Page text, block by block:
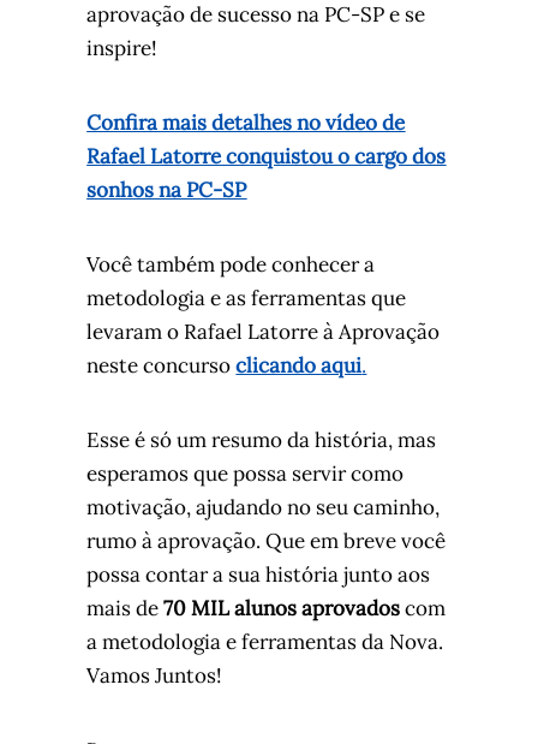
aprovação de sucesso na PC-SP e se
inspire!
Confira mais detalhes no vídeo de
Rafael Latorre conquistou o cargo dos
sonhos na PC-SP
Você também pode conhecer a
metodologia e as ferramentas que
levaram o Rafael Latorre à Aprovação
neste concursoclicando aqui.
Esse é só um resumo da história, mas
esperamos que possa servir como
motivação, ajudando no seu caminho,
rumo à aprovação. Que em breve você
possa contar a sua história junto aos
mais de70 MIL alunos aprovadoscom
a metodologia e ferramentas da Nova.
Vamos Juntos!